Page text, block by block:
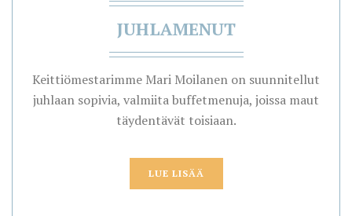
JUHLAMENUT
Keittiömestarimme Mari Moilanen on suunnitellut
juhlaan sopivia, valmiita buffetmenuja, joissa maut
täydentävät toisiaan.
LUE LISÄÄ